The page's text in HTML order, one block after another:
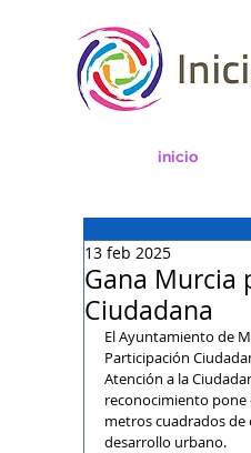
inicio
Gana Murcia
Ciudadana
13 feb 2025
El Ayuntamiento de
Participación
Atención a la
reconocimiento pone
metros cuadrados
desarrollo urbano.